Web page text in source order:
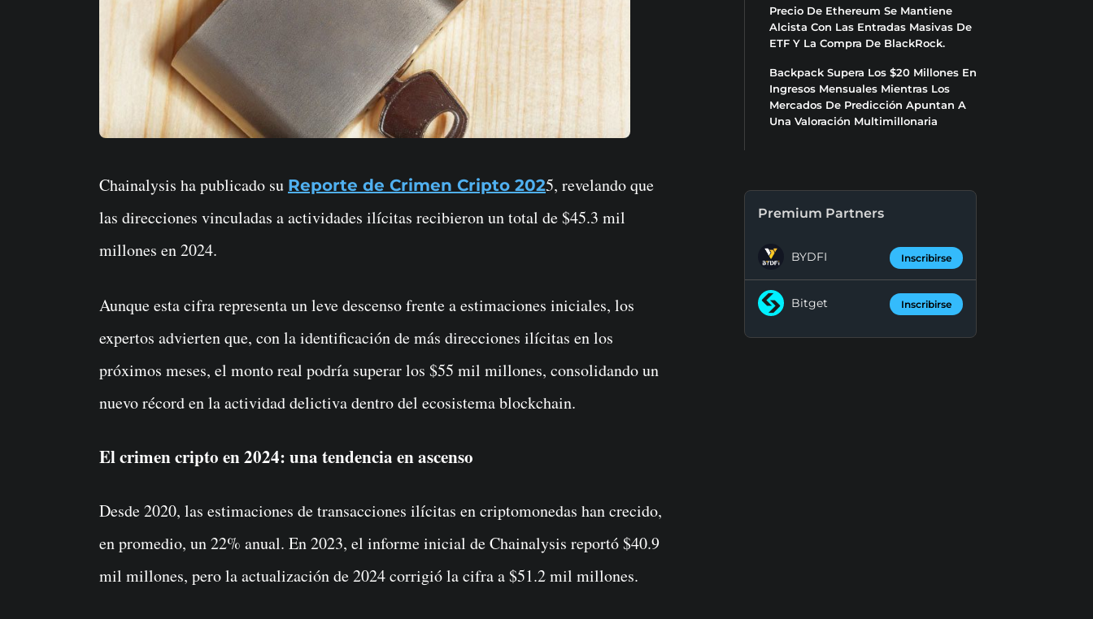
Chainalysis ha publicado su Reporte de Crimen Cripto 2025, revelando que
las direcciones vinculadas a actividades ilícitas recibieron un total de $45.3 mil
millones en 2024.
Aunque esta cifra representa un leve descenso frente a estimaciones iniciales, los
expertos advierten que, con la identificación de más direcciones ilícitas en los
próximos meses, el monto real podría superar los $55 mil millones, consolidando un
nuevo récord en la actividad delictiva dentro del ecosistema blockchain.
El crimen cripto en 2024: una tendencia en ascenso
Desde 2020, las estimaciones de transacciones ilícitas en criptomonedas han crecido,
en promedio, un 22% anual. En 2023, el informe inicial de Chainalysis reportó $40.9
mil millones, pero la actualización de 2024 corrigió la cifra a $51.2 mil millones.
Precio De Ethereum Se Mantiene
Alcista Con Las Entradas Masivas De
ETF Y La Compra De BlackRock.
Backpack Supera Los $20 Millones En
Ingresos Mensuales Mientras Los
Mercados De Predicción Apuntan A
Una Valoración Multimillonaria
Premium Partners
BYDFI Inscribirse
Bitget Inscribirse